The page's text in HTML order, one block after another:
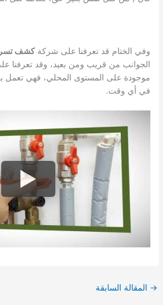
وفي الختام قد تعرفنا على شركةكشف
الجوانب من قريب ومن بعيد، وقد تعرفنا
موجودة على المستوى المحلي، فهي تعمل
في أي وقت.
→ المقالة السابقة